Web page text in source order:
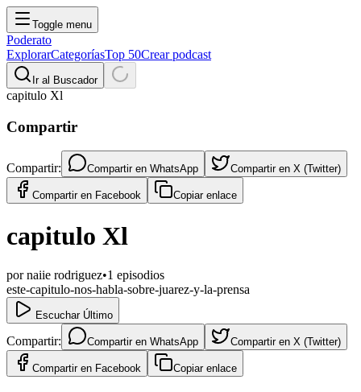
Toggle menu
Poderato
ExplorarCategoríasTop 50Crear podcast
Ir al Buscador
capitulo Xl
Compartir
Compartir: Compartir en WhatsApp Compartir en X (Twitter)
Compartir en Facebook Copiar enlace
capitulo Xl
pornaiie rodriguez•1 episodios
este-capitulo-nos-habla-sobre-juarez-y-la-prensa
Escuchar Último
Compartir: Compartir en WhatsApp Compartir en X (Twitter)
Compartir en Facebook Copiar enlace